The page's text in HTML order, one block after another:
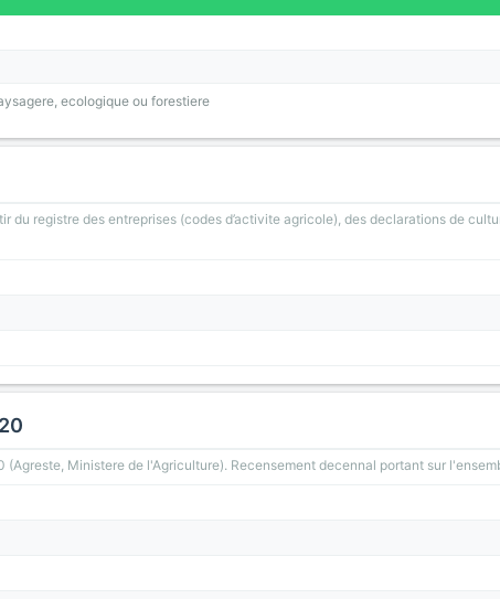
ecologique ou forestiere
du registre des entreprises (codes d’activite agricole), des declarations de
Ministere de l'Agriculture). Recensement decennal portant sur